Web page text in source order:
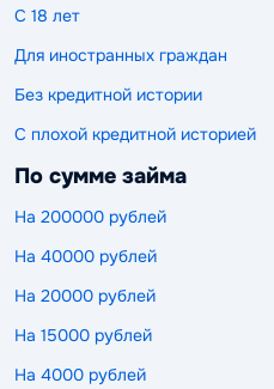
С 18 лет
Для иностранных граждан
Без кредитной истории
С плохой кредитной историей
По сумме займа
На 200000 рублей
На 40000 рублей
На 20000 рублей
На 15000 рублей
На 4000 рублей